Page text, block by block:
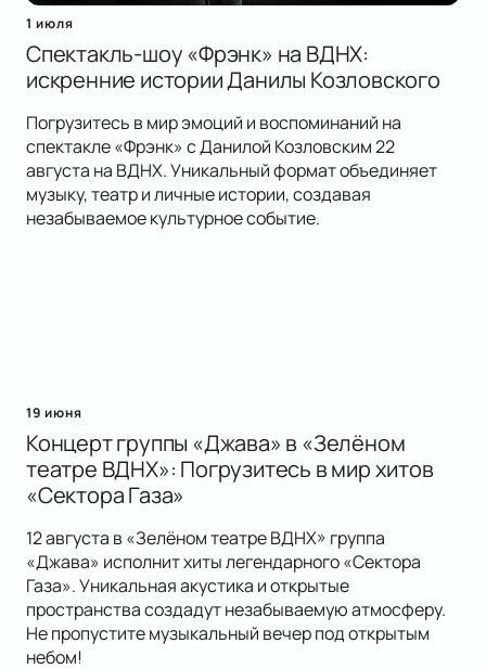
1 июля
Спектакль-шоу «Фрэнк» на ВДНХ:
искренние истории Данилы Козловского
Погрузитесь в мир эмоций и воспоминаний на
спектакле «Фрэнк» с Данилой Козловским 22
августа на ВДНХ. Уникальный формат объединяет
музыку, театр и личные истории, создавая
незабываемое культурное событие.
19 июня
Концерт группы «Джава» в «Зелёном
театре ВДНХ»: Погрузитесь в мир хитов
«Сектора Газа»
12 августа в «Зелёном театре ВДНХ» группа
«Джава» исполнит хиты легендарного «Сектора
Газа». Уникальная акустика и открытые
пространства создадут незабываемую атмосферу.
Не пропустите музыкальный вечер под открытым
небом!